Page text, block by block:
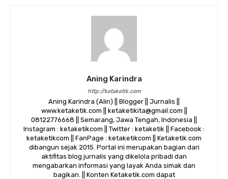
Aning Karindra
http://ketaketik.com
Aning Karindra (Alin) || Blogger || Jurnalis ||
www.ketaketik.com || ketaketikita@gmail.com ||
08122776668 || Semarang, Jawa Tengah, Indonesia ||
Instagram : ketaketikcom || Twitter : ketaketik || Facebook :
ketaketikcom || FanPage : ketaketikcom || Ketaketik.com
dibangun sejak 2015. Portal ini merupakan bagian dari
aktifitas blog jurnalis yang dikelola pribadi dan
mengabarkan informasi yang layak Anda simak dan
bagikan. || Konten Ketaketik.com dapat